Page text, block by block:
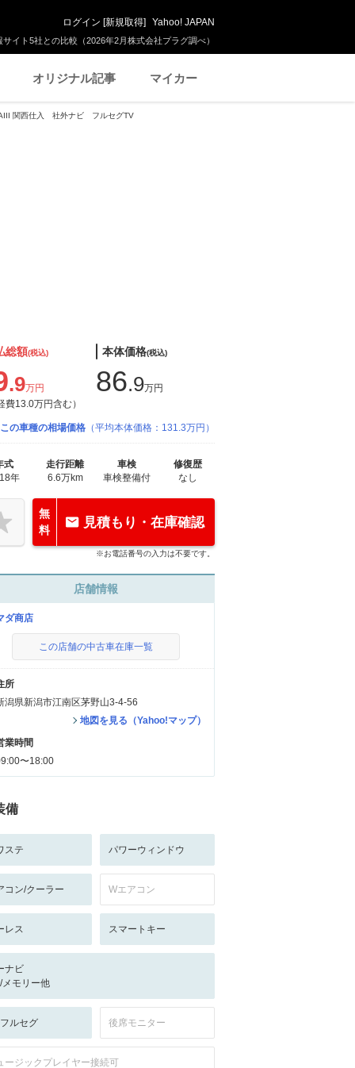
イト5社との比較（2026年2月株式会社プラグ調べ）
ログイン [新規取得] Yahoo! JAPAN
オリジナル記事 マイカー
関西仕入 社外ナビ フルセグTV
総額(税込)
.9万円
費13.0万円含む）
本体価格(税込)
86.9万円
この車種の相場価格 （平均本体価格：131.3万円）
式
年
走行距離
6.6万km
車検
車検整備付
修復歴
なし
無
料
見積もり・在庫確認
※お電話番号の入力は不要です。
店舗情報
ダ商店
この店舗の中古車在庫一覧
所
潟県新潟市江南区茅野山3-4-56
地図を見る（Yahoo!マップ）
業時間
〜18:00
備
ステ パワーウィンドウ
コン/クーラー Wエアコン
レス スマートキー
ナビ
メモリー他
ルセグ 後席モニター
ージックプレイヤー接続可